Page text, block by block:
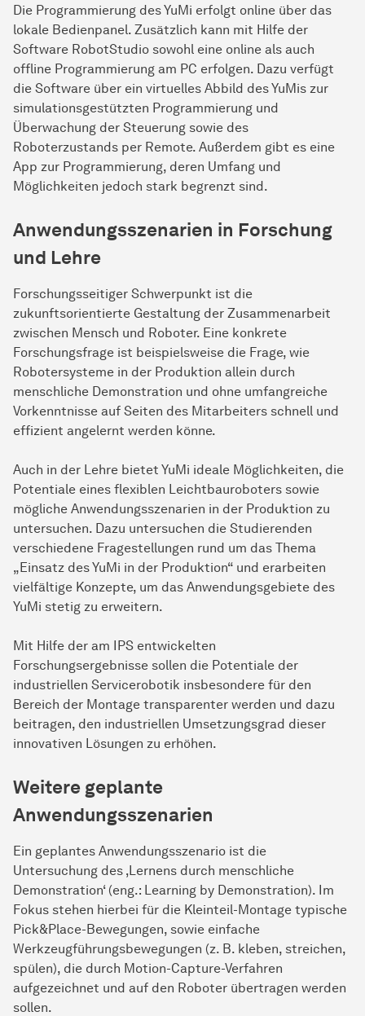
Die Programmierung des YuMi erfolgt online über das
lokale Bedienpanel. Zusätzlich kann mit Hilfe der
Software RobotStudio sowohl eine online als auch
offline Programmierung am PC erfolgen. Dazu verfügt
die Software über ein virtuelles Abbild des YuMis zur
simulationsgestützten Programmierung und
Überwachung der Steuerung sowie des
Roboterzustands per Remote. Außerdem gibt es eine
App zur Programmierung, deren Umfang und
Möglichkeiten jedoch stark begrenzt sind.
Anwendungsszenarien in Forschung
und Lehre
Forschungsseitiger Schwerpunkt ist die
zukunftsorientierte Gestaltung der Zusammenarbeit
zwischen Mensch und Roboter. Eine konkrete
Forschungsfrage ist beispielsweise die Frage, wie
Robotersysteme in der Produktion allein durch
menschliche Demonstration und ohne umfangreiche
Vorkenntnisse auf Seiten des Mitarbeiters schnell und
effizient angelernt werden könne.
Auch in der Lehre bietet YuMi ideale Möglichkeiten, die
Potentiale eines flexiblen Leichtbauroboters sowie
mögliche Anwendungsszenarien in der Produktion zu
untersuchen. Dazu untersuchen die Studierenden
verschiedene Fragestellungen rund um das Thema
„Einsatz des YuMi in der Produktion“ und erarbeiten
vielfältige Konzepte, um das Anwendungsgebiete des
YuMi stetig zu erweitern.
Mit Hilfe der am IPS entwickelten
Forschungsergebnisse sollen die Potentiale der
industriellen Servicerobotik insbesondere für den
Bereich der Montage transparenter werden und dazu
beitragen, den industriellen Umsetzungsgrad dieser
innovativen Lösungen zu erhöhen.
Weitere geplante
Anwendungsszenarien
Ein geplantes Anwendungsszenario ist die
Untersuchung des ‚Lernens durch menschliche
Demonstration‘ (eng.: Learning by Demonstration). Im
Fokus stehen hierbei für die Kleinteil-Montage typische
Pick&Place-Bewegungen, sowie einfache
Werkzeugführungsbewegungen (z. B. kleben, streichen,
spülen), die durch Motion-Capture-Verfahren
aufgezeichnet und auf den Roboter übertragen werden
sollen.